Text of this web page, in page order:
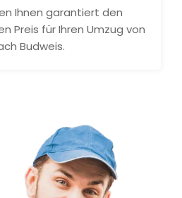
Ihnen garantiert den
Preis für Ihren Umzug von
Budweis.